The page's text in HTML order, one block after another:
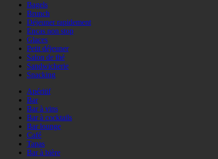
Bagels
Brunch
Déjeuner rapidement
Encas non stop
Glaces
Petit déjeuner
Salon de thé
Sandwicherie
Snacking
Apéritif
Bar
Bar à vins
Bar à cocktails
Bar lounge
Café
Tapas
Bar à bière